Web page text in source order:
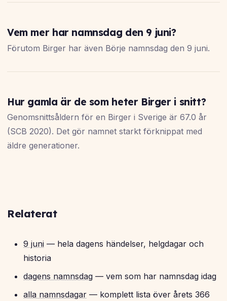
Vem mer har namnsdag den 9 juni?
Förutom Birger har även Börje namnsdag den 9 juni.
Hur gamla är de som heter Birger i snitt?
Genomsnittsåldern för en Birger i Sverige är 67.0 år
(SCB 2020). Det gör namnet starkt förknippat med
äldre generationer.
Relaterat
9 juni — hela dagens händelser, helgdagar och
historia
dagens namnsdag — vem som har namnsdag idag
alla namnsdagar — komplett lista över årets 366